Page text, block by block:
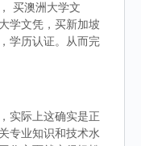
买澳洲大学文
学文凭，买新加坡
学历认证。从而完
实际上这确实是正
专业知识和技术水